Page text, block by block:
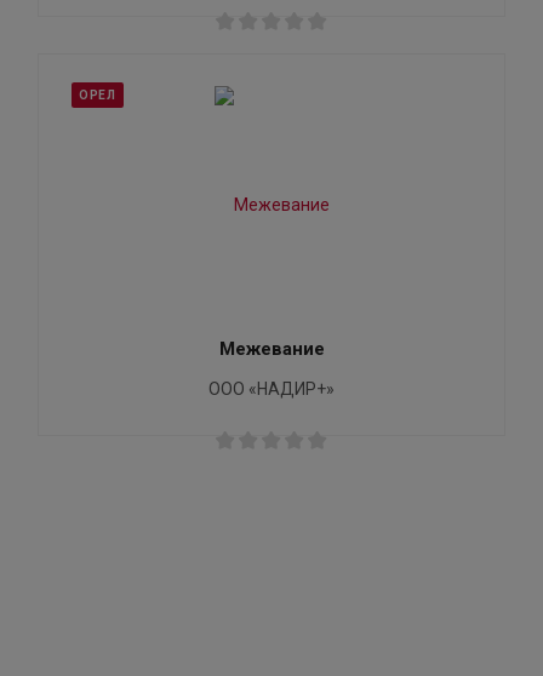
ОРЕЛ
Межевание
ООО «НАДИР+»